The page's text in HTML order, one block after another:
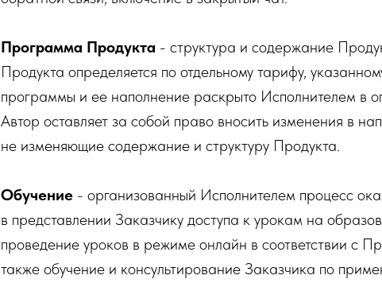
Программа Продукта - структура и содержание
Продукта определяется по отдельному тарифу,
программы и ее наполнение раскрыто Исполнителем в
Автор оставляет за собой право вносить изменения в
не изменяющие содержание и структуру Продукта.
Обучение - организованный Исполнителем процесс
в представлении Заказчику доступа к урокам на
проведение уроков в режиме онлайн в соответствии с
также обучение и консультирование Заказчика по